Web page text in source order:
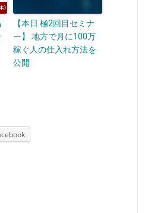
【本日 極2回目セミナ
ー】 地方で月に100万
稼ぐ人の仕入れ方法を
公開